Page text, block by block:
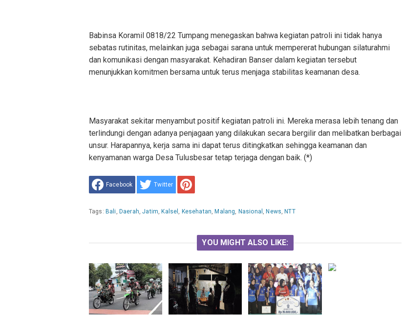
Babinsa Koramil 0818/22 Tumpang menegaskan bahwa kegiatan patroli ini tidak hanya
sebatas rutinitas, melainkan juga sebagai sarana untuk mempererat hubungan silaturahmi
dan komunikasi dengan masyarakat. Kehadiran Banser dalam kegiatan tersebut
menunjukkan komitmen bersama untuk terus menjaga stabilitas keamanan desa.
Masyarakat sekitar menyambut positif kegiatan patroli ini. Mereka merasa lebih tenang dan
terlindungi dengan adanya penjagaan yang dilakukan secara bergilir dan melibatkan berbagai
unsur. Harapannya, kerja sama ini dapat terus ditingkatkan sehingga keamanan dan
kenyamanan warga Desa Tulusbesar tetap terjaga dengan baik. (*)
Facebook Twitter
Tags: Bali , Daerah,Jatim, Kalsel , Kesehatan, Malang, Nasional , News, NTT
YOU MIGHT ALSO LIKE: